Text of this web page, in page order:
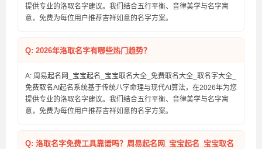
提供专业的洛取名字建议。我们结合五行平衡、音律美学与名字寓
意，免费为每位用户推荐吉祥如意的名字方案。
Q: 2026年洛取名字有哪些热门趋势？
A: 周易起名网_宝宝起名_宝宝取名大全_免费取名大全_取名字大全_
免费取名AI起名系统基于传统八字命理与现代AI算法，在2026年为您
提供专业的洛取名字建议。我们结合五行平衡、音律美学与名字寓
意，免费为每位用户推荐吉祥如意的名字方案。
Q: 洛取名字免费工具靠谱吗？周易起名网_宝宝起名_宝宝取名